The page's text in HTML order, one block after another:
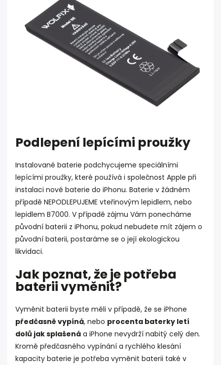
Podlepení lepícími proužky
Instalované baterie podchycujeme speciálními
lepícími proužky, které používá i společnost Apple při
instalaci nové baterie do iPhonu. Baterie v žádném
případě NEPODLEPUJEME vteřinovým lepidlem, nebo
lepidlem B7000. V případě zájmu Vám ponecháme
původní baterii z iPhonu, pokud nebudete mít zájem o
původní baterii, postaráme se o její ekologickou
likvidaci.
Jak poznat, že je potřeba
baterii vyměnit?
Vyměnit baterii byste měli v případě, že se iPhone
předčasně vypíná, nebo procenta baterky letí
dolů jak splašená a iPhone nevydrží nabitý celý den.
Kromě předčasného vypínání a rychlého klesání
kapacity baterie je potřeba vyměnit baterii také v